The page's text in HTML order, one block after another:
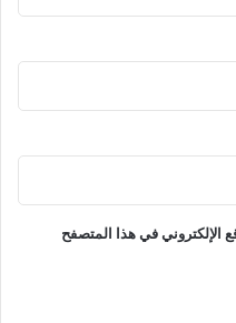
الإلكتروني في هذا المتصفح